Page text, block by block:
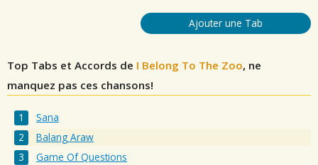
Ajouter une Tab
Top Tabs et Accords de I Belong To The Zoo, ne
manquez pas ces chansons!
Sana
Balang Araw
Game Of Questions